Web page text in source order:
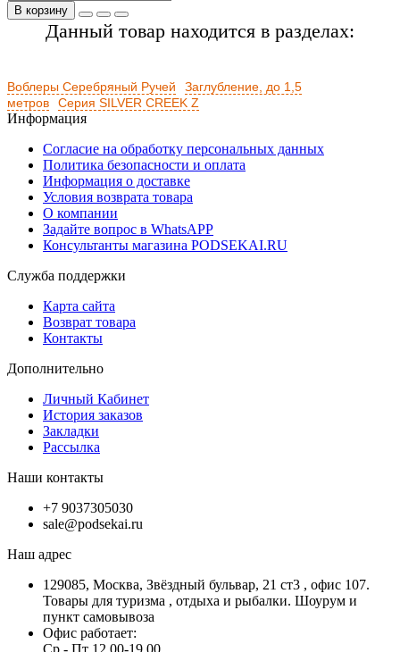
В корзину
Данный товар находится в разделах:
Воблеры Серебряный Ручей
Заглубление, до 1,5
метров
Серия SILVER CREEK Z
Информация
Согласие на обработку персональных данных
Политика безопасности и оплата
Информация о доставке
Условия возврата товара
О компании
Задайте вопрос в WhatsAPP
Консультанты магазина PODSEKAI.RU
Служба поддержки
Карта сайта
Возврат товара
Контакты
Дополнительно
Личный Кабинет
История заказов
Закладки
Рассылка
Наши контакты
+7 9037305030
sale@podsekai.ru
Наш адрес
129085, Москва, Звёздный бульвар, 21 ст3 , офис 107.
Товары для туризма , отдыха и рыбалки. Шоурум и
пункт самовывоза
Офис работает:
Ср - Пт 12.00-19.00.